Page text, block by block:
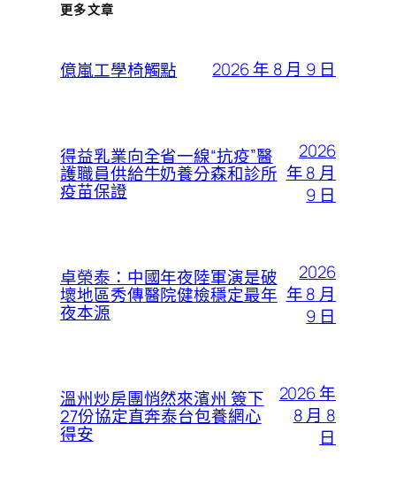
更多文章
億嵐工學椅觸點 2026 年 8 月 9 日
得益乳業向全省一線“抗疫”醫
護職員供給牛奶養分森和診所
疫苗保證
2026
年 8 月
9 日
卓榮泰：中國年夜陸軍演是破
壞地區秀傳醫院健檢穩定最年
夜本源
2026
年 8 月
9 日
溫州炒房團悄然來濱州 簽下
27份協定直奔泰台包養網心
得安
2026 年
8 月 8
日